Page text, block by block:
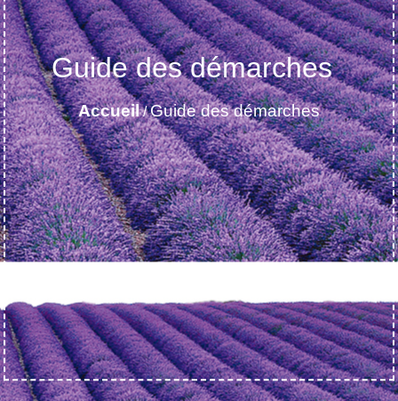
Guide des démarches
Accueil/Guide des démarches